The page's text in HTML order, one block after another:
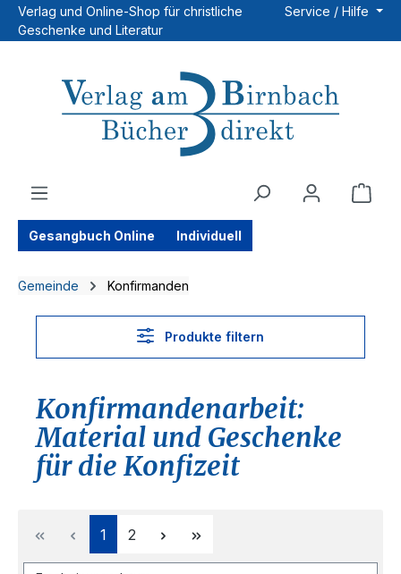
Zum Hauptinhalt springen
Verlag und Online-Shop für christliche
Geschenke und Literatur
Service / Hilfe
Gesangbuch Online Individuell
Gemeinde Konfirmanden
Produkte filtern
Konfirmandenarbeit:
Material und Geschenke
für die Konfizeit
Seite
1 Seite
2